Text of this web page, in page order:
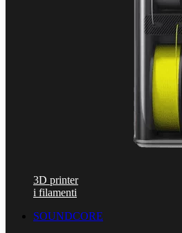
3D printer
i filamenti
SOUNDCORE